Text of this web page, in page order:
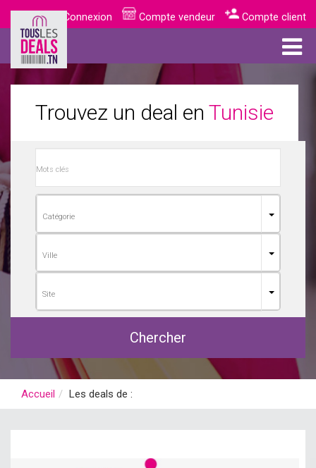
Connexion Compte vendeur Compte client
Trouvez un deal en Tunisie
Chercher
Accueil Les deals de :